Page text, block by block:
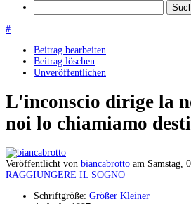
#
Beitrag bearbeiten
Beitrag löschen
Unveröffentlichen
L'inconscio dirige la
noi lo chiamiamo
Veröffentlicht von biancabrotto am Samstag,
RAGGIUNGERE IL SOGNO
Schriftgröße: Größer Kleiner